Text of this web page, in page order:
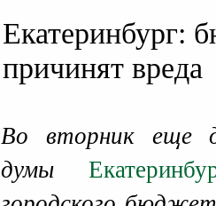
Екатеринбург:
причинят вреда
Во вторник еще
думы